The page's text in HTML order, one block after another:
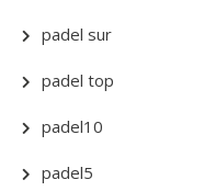
padel sur
padel top
padel10
padel5